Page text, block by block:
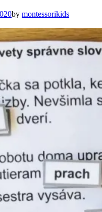
by montessorikids